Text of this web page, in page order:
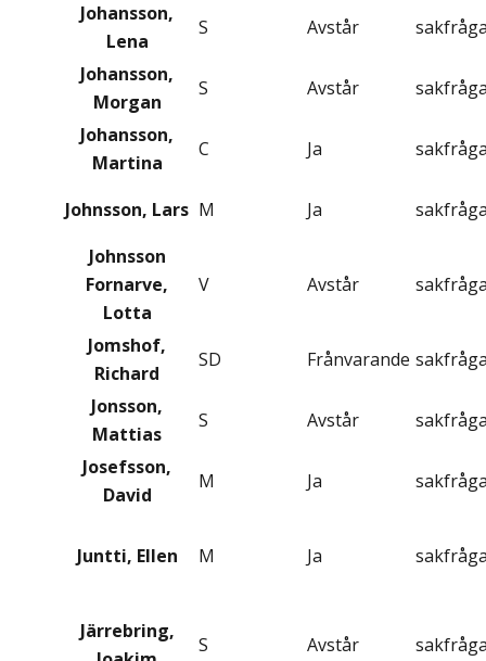
Johansson,
Lena
S Avstår
Johansson,
Morgan
S Avstår
Johansson,
Martina
C Ja
Johnsson, Lars M Ja
Johnsson
Fornarve,
Lotta
V Avstår
Jomshof,
Richard
SD Frånvarande
Jonsson,
Mattias
S Avstår
Josefsson,
David
M Ja
Juntti, Ellen M Ja
Järrebring,
S Avstår